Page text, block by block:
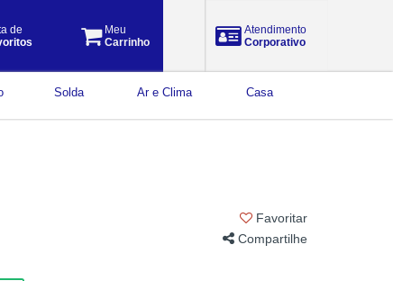
de
Meu
Carrinho
Atendimento
Corporativo
Solda Ar e Clima Casa
Favoritar
Compartilhe